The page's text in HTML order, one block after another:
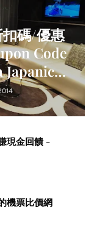
扣碼/優惠
Code
現金回饋 -
機票比價網